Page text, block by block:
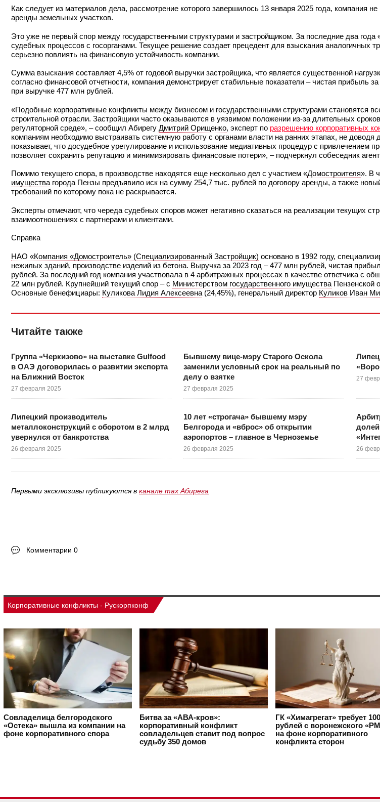
Как следует из материалов дела, рассмотрение которого завершилось 13 января 2025 года, компания
аренды земельных участков.
Это уже не первый спор между государственными структурами и застройщиком. За последние два года
судебных процессов с госорганами. Текущее решение создает прецедент для взыскания аналогичных
серьезно повлиять на финансовую устойчивость компании.
Сумма взыскания составляет 4,5% от годовой выручки застройщика, что является существенной
согласно финансовой отчетности, компания демонстрирует стабильные показатели – чистая прибыль
при выручке 477 млн рублей.
«Подобные корпоративные конфликты между бизнесом и государственными структурами становятся
строительной отрасли. Застройщики часто оказываются в уязвимом положении из-за длительных
регуляторной среде», – сообщил Абирегу Дмитрий Орищенко, эксперт по разрешению корпоративных
компаниям необходимо выстраивать системную работу с органами власти на ранних этапах, не доводя
показывает, что досудебное урегулирование и использование медиативных процедур с привлечением
позволяет сохранить репутацию и минимизировать финансовые потери», – подчеркнул собеседник
Помимо текущего спора, в производстве находятся еще несколько дел с участием «Домостроителя». В
имущества города Пензы предъявило иск на сумму 254,7 тыс. рублей по договору аренды, а также
требований по которому пока не раскрывается.
Эксперты отмечают, что череда судебных споров может негативно сказаться на реализации текущих
взаимоотношениях с партнерами и клиентами.
Справка
НАО «Компания «Домостроитель» (Специализированный Застройщик) основано в 1992 году,
нежилых зданий, производстве изделий из бетона. Выручка за 2023 год – 477 млн рублей, чистая
рублей. За последний год компания участвовала в 4 арбитражных процессах в качестве ответчика с
22 млн рублей. Крупнейший текущий спор – с Министерством государственного имущества Пензенской
Основные бенефициары: Куликова Лидия Алексеевна (24,45%), генеральный директор Куликов Иван
Читайте также
Группа «Черкизово» на выставке Gulfood
в ОАЭ договорилась о развитии экспорта
на Ближний Восток
27 февраля 2025
Бывшему вице-мэру Старого Оскола
заменили условный срок на реальный по
делу о взятке
27 февраля 2025
27
Липецкий производитель
металлоконструкций с оборотом в 2 млрд
увернулся от банкротства
26 февраля 2025
10 лет «строгача» бывшему мэру
Белгорода и «вброс» об открытии
аэропортов – главное в Черноземье
26 февраля 2025
долей
26
Первыми эксклюзивы публикуются в канале max Абирега
Комментарии 0
Корпоративные конфликты - Рускорпконф
Совладелица белгородского
«Остека» вышла из компании на
фоне корпоративного спора
Битва за «АВА-кров»:
корпоративный конфликт
совладельцев ставит под вопрос
судьбу 350 домов
ГК «Химагрегат» требует
рублей с воронежского
на фоне корпоративного
конфликта сторон